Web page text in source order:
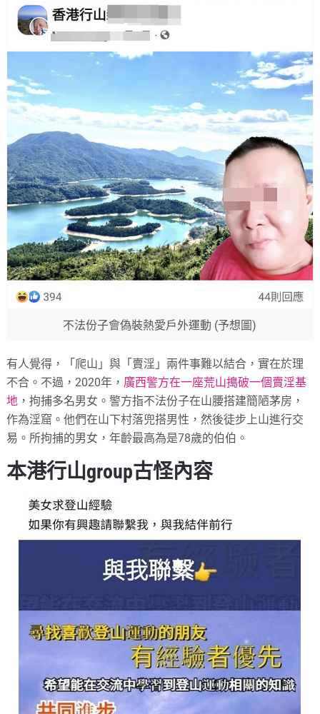
不法份子會偽裝熱愛戶外運動 (予想圖)
有人覺得，「爬山」與「賣淫」兩件事難以結合，實在於理
不合。不過，2020年， 廣西警方在一座荒山搗破一個賣淫基
地 ，拘捕多名男女。警方指不法份子在山腰搭建簡陋茅房，
作為淫窟。他們在山下村落兜搭男性，然後徒步上山進行交
易。所拘捕的男女，年齡最高為是78歲的伯伯。
本港行山group古怪內容